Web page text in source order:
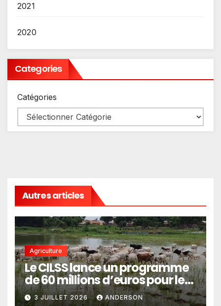
2021
2020
Categories
Catégories
Autres articles
Agriculture
Le CILSS lance un programme
de 60 millions d’euros pour le
pastoralisme
3 JUILLET 2026 ANDERSON